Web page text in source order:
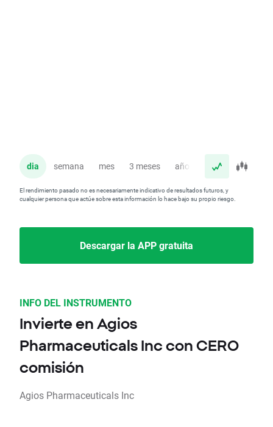
dia semana mes 3 meses año
El rendimiento pasado no es necesariamente indicativo de resultados futuros, y
cualquier persona que actúe sobre esta información lo hace bajo su propio riesgo.
Descargar la APP gratuita
INFO DEL INSTRUMENTO
Invierte en Agios
Pharmaceuticals Inc con CERO
comisión
Agios Pharmaceuticals Inc